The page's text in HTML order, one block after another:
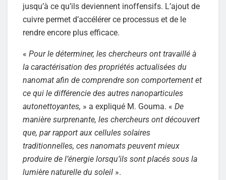
jusqu’à ce qu’ils deviennent inoffensifs. L’ajout de
cuivre permet d’accélérer ce processus et de le
rendre encore plus efficace.
« Pour le déterminer, les chercheurs ont travaillé à
la caractérisation des propriétés actualisées du
nanomat afin de comprendre son comportement et
ce qui le différencie des autres nanoparticules
autonettoyantes, » a expliqué M. Gouma. « De
manière surprenante, les chercheurs ont découvert
que, par rapport aux cellules solaires
traditionnelles, ces nanomats peuvent mieux
produire de l’énergie lorsqu’ils sont placés sous la
lumière naturelle du soleil ».